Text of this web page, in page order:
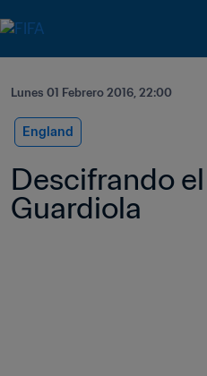
Lunes 01 Febrero 2016, 22:00
England
Descifrando
Guardiola